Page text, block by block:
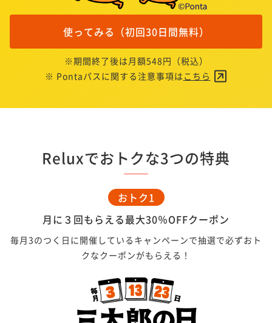
使ってみる（初回30日間無料）
※期間終了後は月額548円（税込）
※ Pontaパスに関する注意事項は こちら
Reluxでおトクな3つの特典
おトク1
月に３回もらえる最大30％OFFクーポン
毎月3のつく日に開催しているキャンペーンで抽選で必ずおト
クなクーポンがもらえる！